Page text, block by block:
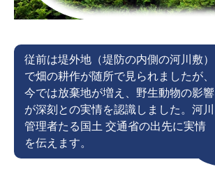
従前は堤外地（堤防の内側の河川敷）
で畑の耕作が随所で見られましたが、
今では放棄地が増え、野生動物の影響
が深刻との実情を認識しました。河川
管理者たる国土 交通省の出先に実情
を伝えます。